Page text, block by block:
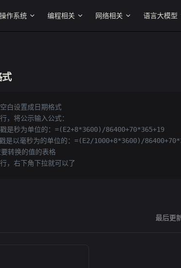
操作系统 编程相关 网络相关 语言大模型
式
白设置成日期格式
，将公示输入公式：
是秒为单位的：=(E2+8*3600)/86400+70*365+19
以毫秒为的单位的：=(E2/1000+8*3600)/
转换的值的表格
，右下角下拉就可以了
最后更